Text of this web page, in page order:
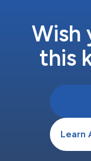
Wish
this
Learn